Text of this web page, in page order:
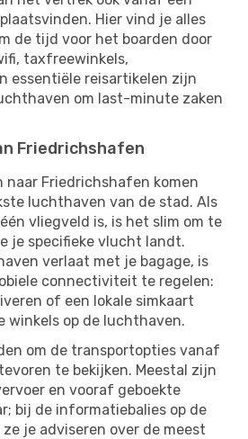
Hier vind je alles
de tijd voor het boarden door
taxfreewinkels,
essentiële reisartikelen zijn
om last-minute zaken
Friedrichshafen
naar Friedrichshafen komen
luchthaven van de stad. Als
vliegveld is, is het slim om te
je specifieke vlucht landt.
verlaat met je bagage, is
connectiviteit te regelen:
of een lokale simkaart
winkels op de luchthaven.
om de transportopties vanaf
te bekijken. Meestal zijn
en vooraf geboekte
bij de informatiebalies op de
je adviseren over de meest